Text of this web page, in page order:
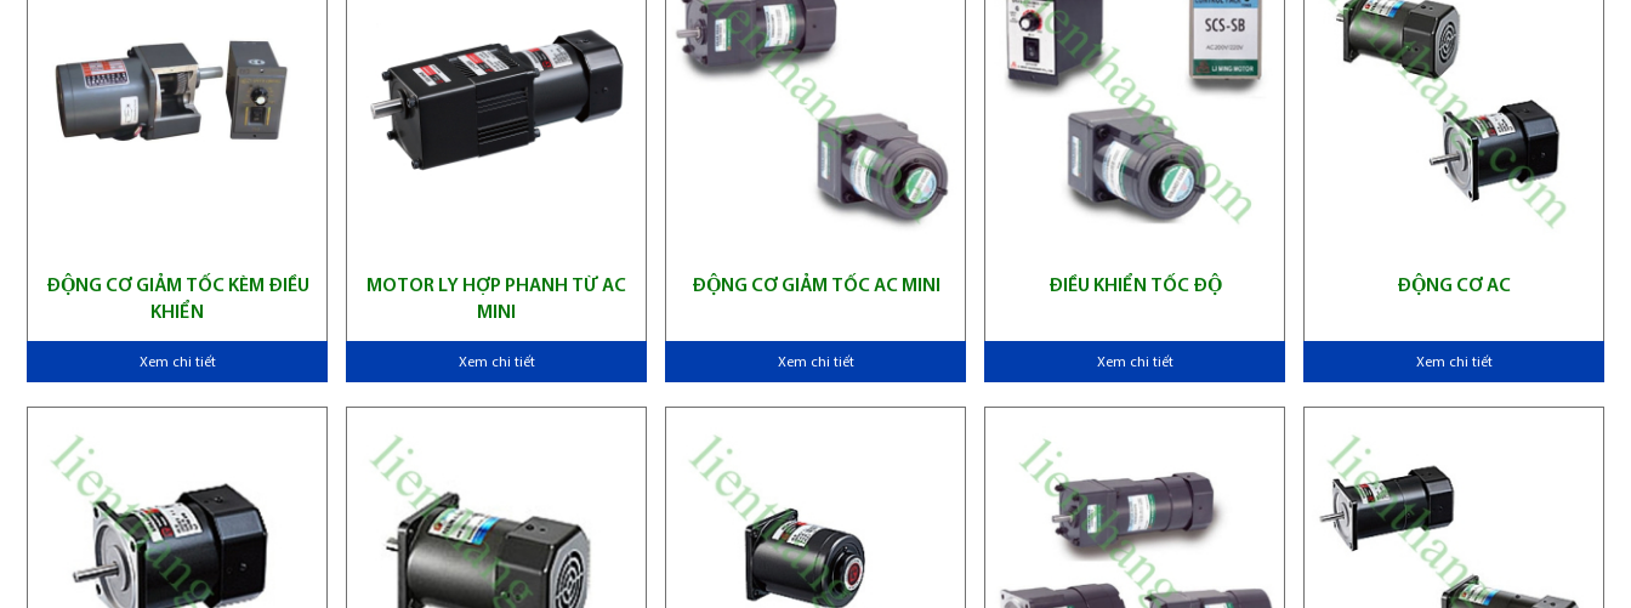
ĐỘNG CƠ GIẢM TỐC KÈM ĐIỀU
KHIỂN
Xem chi tiết
MOTOR LY HỢP PHANH TỪ AC
MINI
Xem chi tiết
ĐỘNG CƠ GIẢM TỐC AC MINI
Xem chi tiết
ĐIỀU KHIỂN TỐC ĐỘ
Xem chi tiết
ĐỘNG CƠ AC
Xem chi tiết